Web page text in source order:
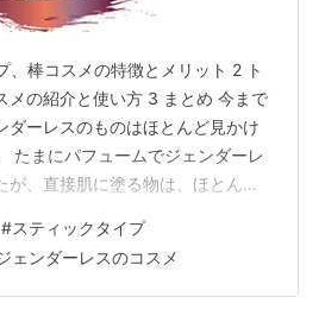
、棒コスメの特徴とメリット 2 ト
メの紹介と使い方 3 まとめ 今まで
ダーレスのものはほとんど見かけ
たまにパフュームでジェンダーレ
が、直接肌に塗る物は、ほとんど
あるようです。 時代は変わったな
粧するだけでも驚きです。 デパ
がはるものから、プチプラのコス
#スティックタイプ
ェンダーレスのコスメ